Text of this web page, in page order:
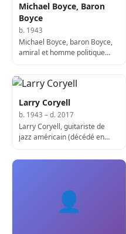
Michael Boyce, Baron
Boyce
b. 1943
Michael Boyce, baron Boyce,
amiral et homme politique
Larry Coryell
b. 1943 – d. 2017
Larry Coryell, guitariste de
jazz américain (décédé en
👤